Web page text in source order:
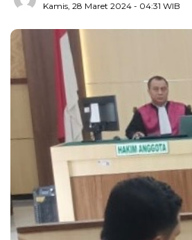
Kamis, 28 Maret 2024 - 04:31 WIB